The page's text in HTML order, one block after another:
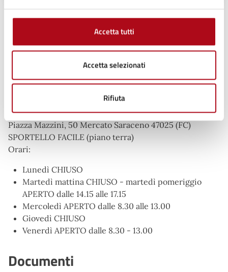
Accetta tutti
Accetta selezionati
Rifiuta
Istruzione
Procedure collegate all'esito
Ufficio Istituzioni Scolastiche - Culturali
Piazza Mazzini, 50 Mercato Saraceno 47025 (FC)
SPORTELLO FACILE (piano terra)
Orari:
Lunedì CHIUSO
Martedì mattina CHIUSO - martedì pomeriggio
APERTO dalle 14.15 alle 17.15
Mercoledì APERTO dalle 8.30 alle 13.00
Giovedì CHIUSO
Venerdì APERTO dalle 8.30 - 13.00
Documenti